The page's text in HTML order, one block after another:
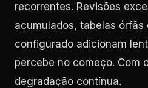
recorrentes. Revisões
acumulados, tabelas órfãs
configurado adicionam
percebe no começo. Com
degradação contínua.